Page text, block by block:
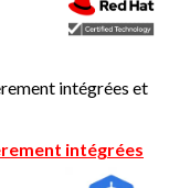
intégrées et
intégrées